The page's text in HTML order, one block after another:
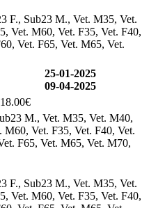
F., Sub23 M., Vet. M35, Vet.
Vet. M60, Vet. F35, Vet. F40,
Vet. F65, Vet. M65, Vet.
25-01-2025
09-04-2025
18.00€
M., Vet. M35, Vet. M40,
Vet. F35, Vet. F40, Vet.
F65, Vet. M65, Vet. M70,
F., Sub23 M., Vet. M35, Vet.
Vet. M60, Vet. F35, Vet. F40,